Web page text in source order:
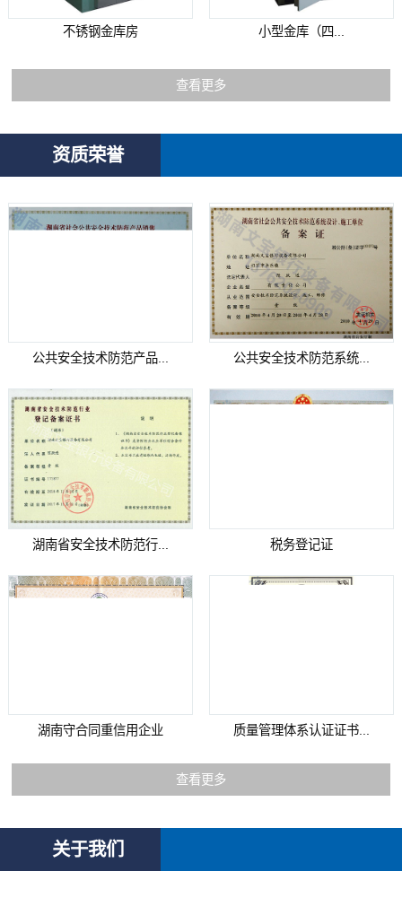
不锈钢金库房 小型金库（四...
查看更多
资质荣誉
公共安全技术防范产品... 公共安全技术防范系统...
湖南省安全技术防范行... 税务登记证
湖南守合同重信用企业 质量管理体系认证证书...
查看更多
关于我们